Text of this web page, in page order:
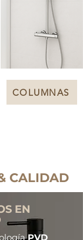
COLUMNAS
CALIDAD
EN
PVD